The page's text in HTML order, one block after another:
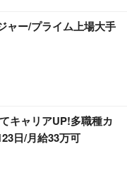
ャー/プライム上場大手
キャリアUP!多職種カ
日/月給33万可